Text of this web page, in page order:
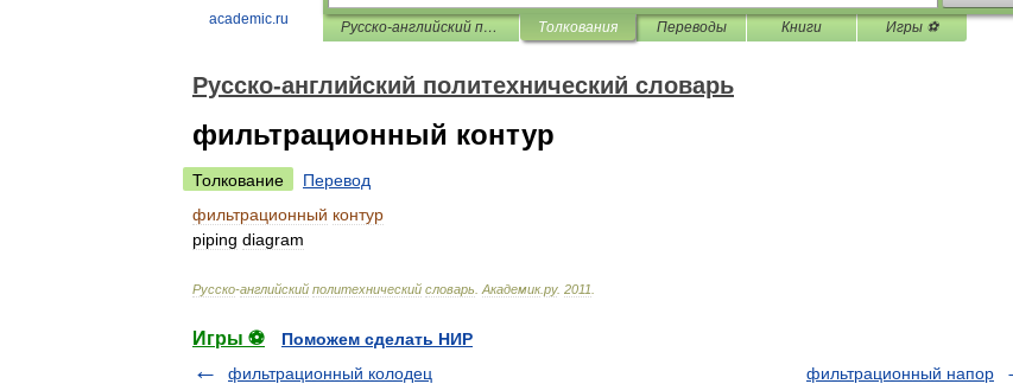
academic.ru Русско-английский политехнический словарь Толкования Переводы Книги Игры ⚽
Русско-английский политехнический словарь
фильтрационный контур
Толкование
Перевод
фильтрационный контур
piping diagram
Русско-английский политехнический словарь Академик.ру. 2011
Игры ⚽
Поможем сделать НИР
фильтрационный колодец
фильтрационный напор